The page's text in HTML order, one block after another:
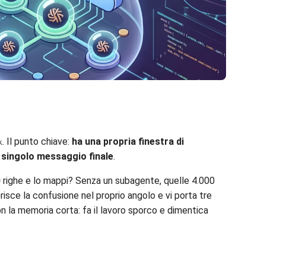
. Il punto chiave: ha una propria finestra di
singolo messaggio finale.
e lo mappi? Senza un subagente, quelle 4.000
la confusione nel proprio angolo e vi porta tre
la memoria corta: fa il lavoro sporco e dimentica